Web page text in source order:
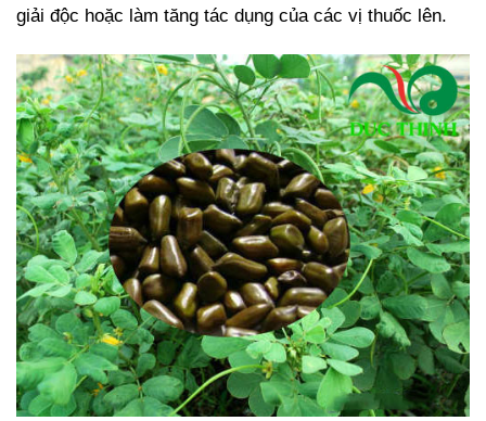
giải độc hoặc làm tăng tác dụng của các vị thuốc lên.